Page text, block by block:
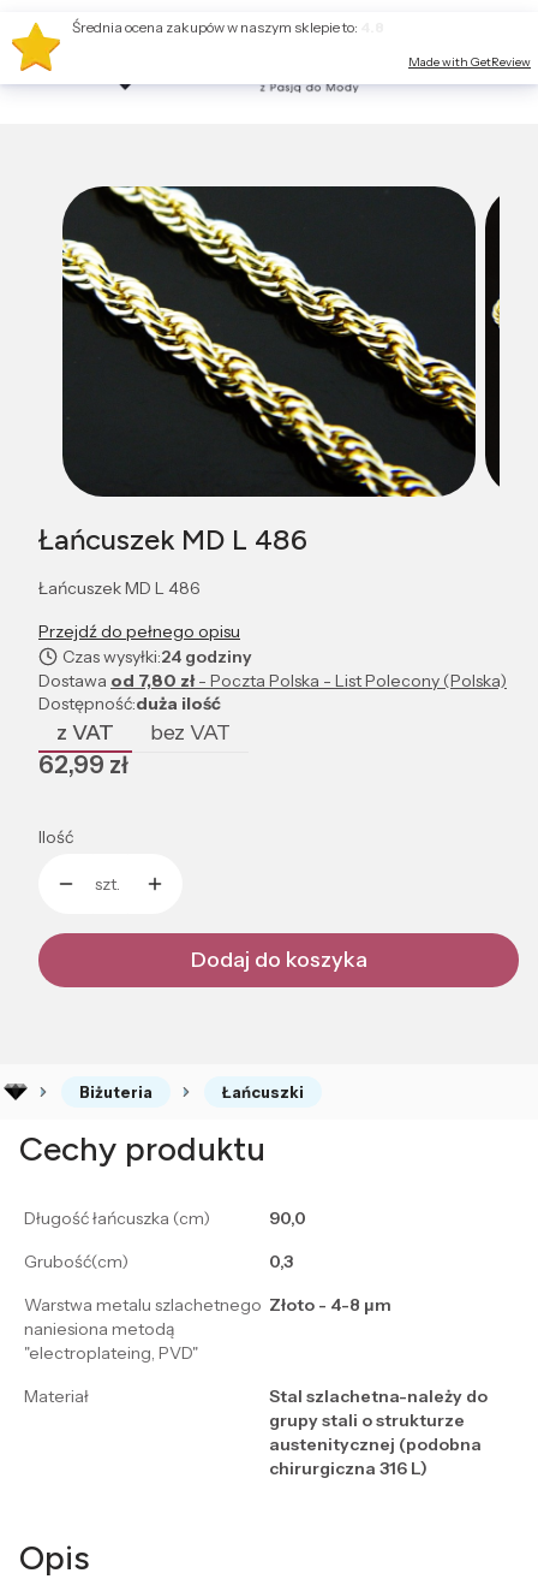
Łańcuszek MD L 486
Łańcuszek MD L 486
Przejdź do pełnego opisu
Czas wysyłki:24 godziny
Dostawa od 7,80 zł- Poczta Polska - List Polecony (Polska)
Dostępność:duża ilość
z VAT bez VAT
Cena
62,99 zł
Ilość
szt.
Dodaj do koszyka
Biżuteria Łańcuszki
Cechy produktu
Długość łańcuszka (cm)
90,0
Grubość(cm)
0,3
Warstwa metalu szlachetnego
naniesiona metodą
"electroplateing, PVD"
Złoto - 4-8 μm
Materiał
Stal szlachetna-należy do
grupy stali o strukturze
austenitycznej (podobna
chirurgiczna 316 L)
Opis
Średnia ocena zakupów w naszym sklepie to:
Made with GetReview